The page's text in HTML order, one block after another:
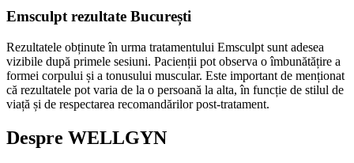
Emsculpt rezultate București
Rezultatele obținute în urma tratamentului Emsculpt sunt adesea
vizibile după primele sesiuni. Pacienții pot observa o îmbunătățire a
formei corpului și a tonusului muscular. Este important de menționat
că rezultatele pot varia de la o persoană la alta, în funcție de stilul de
viață și de respectarea recomandărilor post-tratament.
Despre WELLGYN